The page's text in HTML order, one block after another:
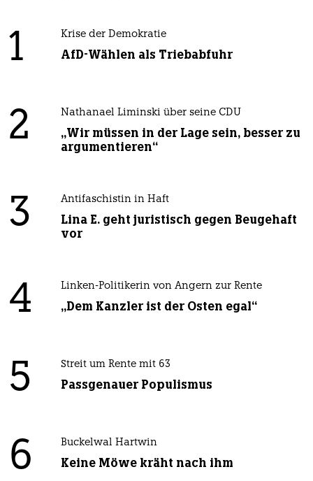
1 Krise der Demokratie
AfD-Wählen als Triebabfuhr
2 Nathanael Liminski über seine CDU
„Wir müssen in der Lage sein, besser zu
argumentieren“
3 Antifaschistin in Haft
Lina E. geht juristisch gegen Beugehaft
vor
4 Linken-Politikerin von Angern zur Rente
„Dem Kanzler ist der Osten egal“
5 Streit um Rente mit 63
Passgenauer Populismus
6 Buckelwal Hartwin
Keine Möwe kräht nach ihm